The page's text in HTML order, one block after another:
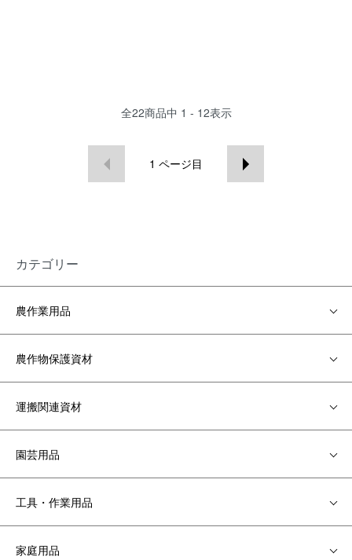
全22商品中 1 - 12表示
1 ページ目
カテゴリー
農作業用品
農作物保護資材
運搬関連資材
園芸用品
工具・作業用品
家庭用品